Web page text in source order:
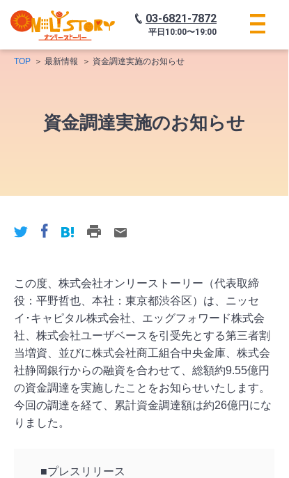
03-6821-7872
平日 10:00〜19:00
TOP 最新情報 資金調達実施のお知らせ
資金調達実施のお知らせ
この度、株式会社オンリーストーリー（代表取締
役：平野哲也、本社：東京都渋谷区）は、ニッセ
イ･キャピタル株式会社、エッグフォワード株式会
社、株式会社ユーザベースを引受先とする第三者割
当増資、並びに株式会社商工組合中央金庫、株式会
社静岡銀行からの融資を合わせて、総額約9.55億円
の資金調達を実施したことをお知らせいたします。
今回の調達を経て、累計資金調達額は約26億円にな
りました。
■プレスリリース